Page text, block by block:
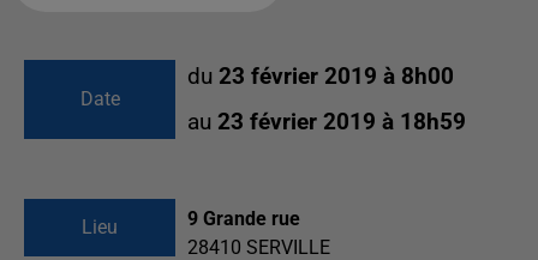
Date
du 23 février 2019 à 8h00
au 23 février 2019 à 18h59
Lieu
9 Grande rue
28410 SERVILLE